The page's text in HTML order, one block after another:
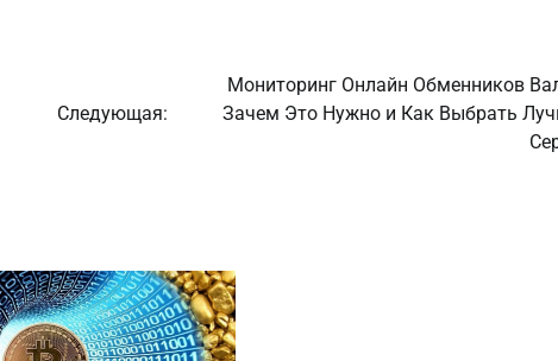
Следующая:
Мониторинг Онлайн Обменников
Зачем Это Нужно и Как Выбрать